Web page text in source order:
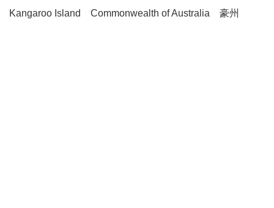
Kangaroo Island Commonwealth of Australia 豪州